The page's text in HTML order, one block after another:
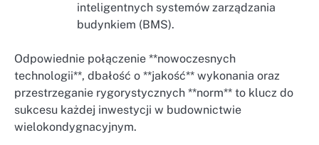
inteligentnych systemów zarządzania
budynkiem (BMS).
Odpowiednie połączenie **nowoczesnych
technologii**, dbałość o **jakość** wykonania oraz
przestrzeganie rygorystycznych **norm** to klucz do
sukcesu każdej inwestycji w budownictwie
wielokondygnacyjnym.